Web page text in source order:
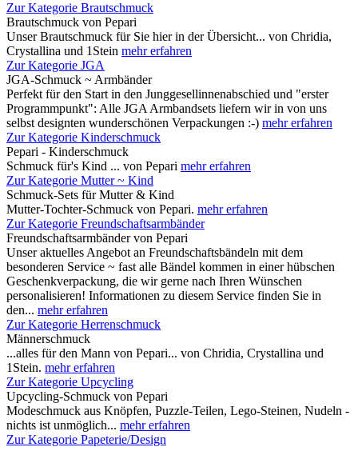
Zur Kategorie Brautschmuck
Brautschmuck von Pepari
Unser Brautschmuck für Sie hier in der Übersicht... von Chridia,
Crystallina und 1Stein mehr erfahren
Zur Kategorie JGA
JGA-Schmuck ~ Armbänder
Perfekt für den Start in den Junggesellinnenabschied und "erster
Programmpunkt": Alle JGA Armbandsets liefern wir in von uns
selbst designten wunderschönen Verpackungen :-) mehr erfahren
Zur Kategorie Kinderschmuck
Pepari - Kinderschmuck
Schmuck für's Kind ... von Pepari mehr erfahren
Zur Kategorie Mutter ~ Kind
Schmuck-Sets für Mutter & Kind
Mutter-Tochter-Schmuck von Pepari. mehr erfahren
Zur Kategorie Freundschaftsarmbänder
Freundschaftsarmbänder von Pepari
Unser aktuelles Angebot an Freundschaftsbändeln mit dem
besonderen Service ~ fast alle Bändel kommen in einer hübschen
Geschenkverpackung, die wir gerne nach Ihren Wünschen
personalisieren! Informationen zu diesem Service finden Sie in
den... mehr erfahren
Zur Kategorie Herrenschmuck
Männerschmuck
...alles für den Mann von Pepari... von Chridia, Crystallina und
1Stein. mehr erfahren
Zur Kategorie Upcycling
Upcycling-Schmuck von Pepari
Modeschmuck aus Knöpfen, Puzzle-Teilen, Lego-Steinen, Nudeln -
nichts ist unmöglich... mehr erfahren
Zur Kategorie Papeterie/Design